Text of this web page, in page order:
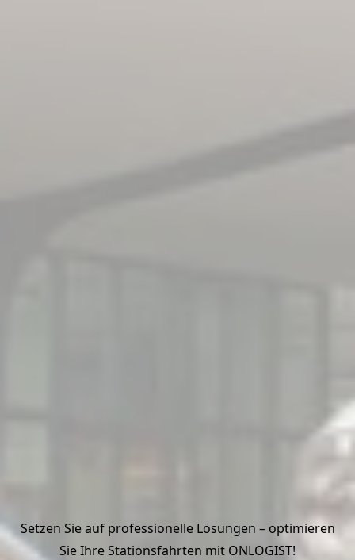
Setzen Sie auf professionelle Lösungen – optimieren
Sie Ihre Stationsfahrten mit ONLOGIST!